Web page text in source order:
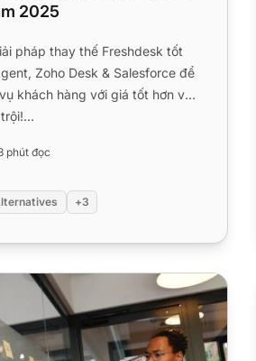
2025
pháp thay thế Freshdesk tốt
Zoho Desk & Salesforce để
khách hàng với giá tốt hơn và
phút đọc
+3
Lý Tri Thức Hàng Đầu